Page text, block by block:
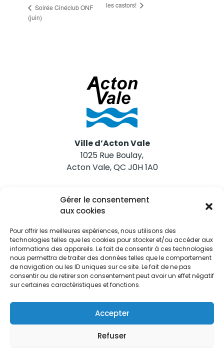
Gérer le consentement
aux cookies
Pour offrir les meilleures expériences, nous utilisons des
technologies telles que les cookies pour stocker et/ou accéder aux
informations des appareils. Le fait de consentir à ces technologies
nous permettra de traiter des données telles que le comportement
de navigation ou les ID uniques sur ce site. Le fait de ne pas
consentir ou de retirer son consentement peut avoir un effet négatif
sur certaines caractéristiques et fonctions.
Accepter
Refuser
Soirée Cinéclub ONF
(juin)
les castors!
Ville d’Acton Vale
1025 Rue Boulay,
Acton Vale, QC J0H 1A0
Nous joindre
Tél. 450 546-2703
Restez informés
Abonnez-vous aux alertes municipales
Je m'abonne